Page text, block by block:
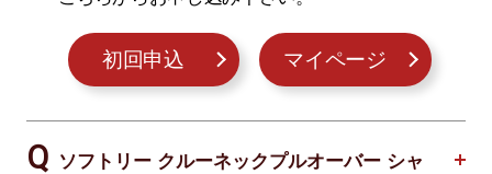
初回申込 マイページ
ソフトリー クルーネックプルオーバー シャ